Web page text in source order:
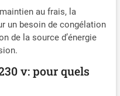
la glacière convient
pour
mais aussi pour
les aliments au
ce qui élargit
ses
d'utilisation et
au frais, la
un besoin de congélation
de la source d’énergie
v: pour quels